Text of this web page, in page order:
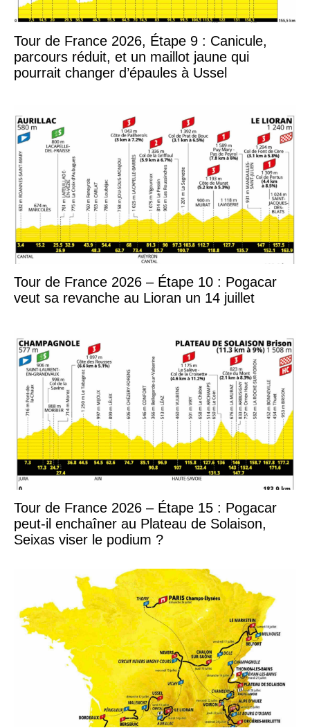
Tour de France 2026, Étape 9 : Canicule,
parcours réduit, et un maillot jaune qui
pourrait changer d’épaules à Ussel
Tour de France 2026 – Étape 10 : Pogacar
veut sa revanche au Lioran un 14 juillet
Tour de France 2026 – Étape 15 : Pogacar
peut-il enchaîner au Plateau de Solaison,
Seixas viser le podium ?